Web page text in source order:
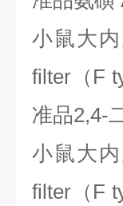
小鼠大
filter（F
准品2,4-
小鼠大
filter（F